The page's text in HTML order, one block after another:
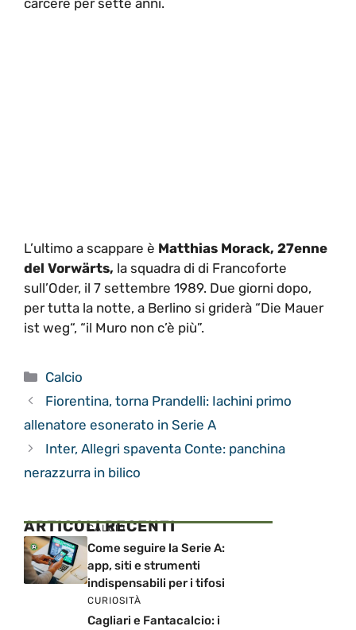
L’ultimo a scappare è Matthias Morack, 27enne
del Vorwärts, la squadra di di Francoforte
sull’Oder, il 7 settembre 1989. Due giorni dopo,
per tutta la notte, a Berlino si griderà “Die Mauer
ist weg“, “il Muro non c’è più”.
Categorie
Calcio
Fiorentina, torna Prandelli: Iachini primo
allenatore esonerato in Serie A
Inter, Allegri spaventa Conte: panchina
nerazzurra in bilico
ARTICOLI RECENTI
CALCIO
Come seguire la Serie A:
app, siti e strumenti
indispensabili per i tifosi
CURIOSITÀ
Cagliari e Fantacalcio: i